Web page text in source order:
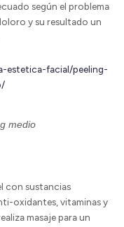
según el problema
y su resultado un
estetica-facial/peeling-
medio
con sustancias
oxidantes, vitaminas y
masaje para un